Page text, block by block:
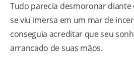
Tudo parecia desmoronar diante
se viu imersa em um mar de
conseguia acreditar que seu
arrancado de suas mãos.